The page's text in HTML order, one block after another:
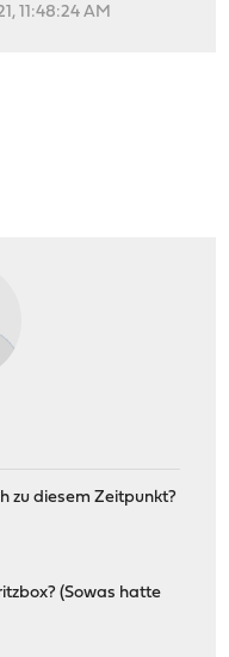
11:48:24 AM
zu diesem Zeitpunkt?
(Sowas hatte